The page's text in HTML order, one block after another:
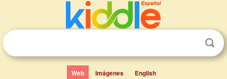
Web Imágenes English